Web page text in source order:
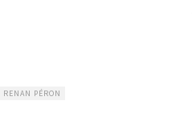
RENAN PÉRON